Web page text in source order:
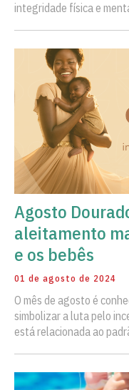
integridade física e
Agosto
aleitamento
e os bebês
01 de agosto de 2024
O mês de agosto é
simbolizar a luta pelo
está relacionada ao